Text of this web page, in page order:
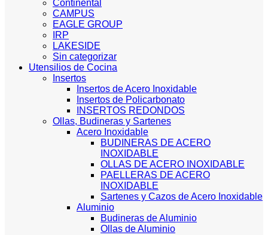
Continental
CAMPUS
EAGLE GROUP
IRP
LAKESIDE
Sin categorizar
Utensilios de Cocina
Insertos
Insertos de Acero Inoxidable
Insertos de Policarbonato
INSERTOS REDONDOS
Ollas, Budineras y Sartenes
Acero Inoxidable
BUDINERAS DE ACERO
INOXIDABLE
OLLAS DE ACERO INOXIDABLE
PAELLERAS DE ACERO
INOXIDABLE
Sartenes y Cazos de Acero Inoxidable
Aluminio
Budineras de Aluminio
Ollas de Aluminio